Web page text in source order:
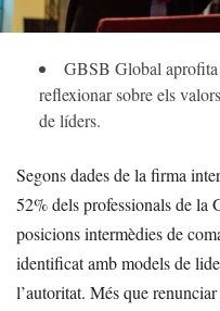
GBSB Global aprofita
reflexionar sobre els
de líders.
Segons dades de la firma
52% dels professionals de la
posicions intermèdies de
identificat amb models de
l’autoritat. Més que